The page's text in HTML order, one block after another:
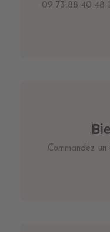
09 73 88 40 48
Commandez un